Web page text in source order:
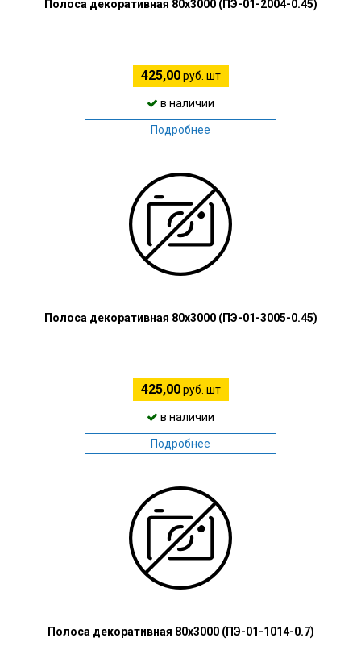
Полоса декоративная 80х3000 (ПЭ-01-2004-0.45)
425,00руб. шт
в наличии
Подробнее
Полоса декоративная 80х3000 (ПЭ-01-3005-0.45)
425,00руб. шт
в наличии
Подробнее
Полоса декоративная 80х3000 (ПЭ-01-1014-0.7)